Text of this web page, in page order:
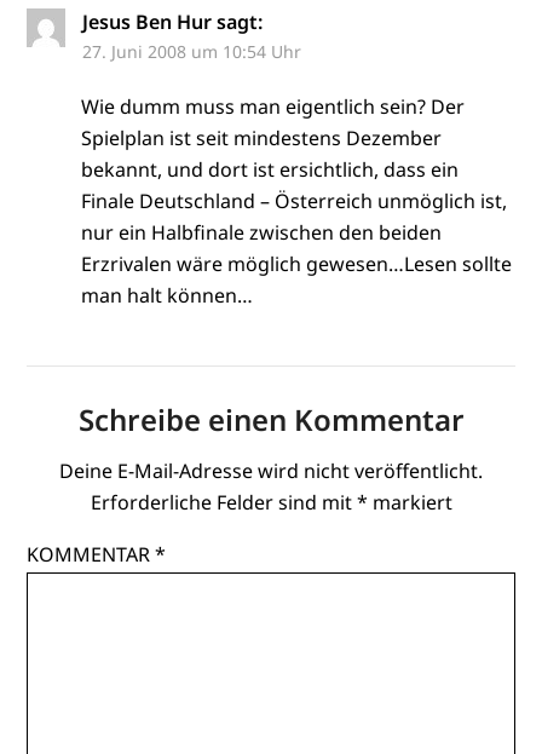
Jesus Ben Hur sagt:
27. Juni 2008 um 10:54 Uhr
Wie dumm muss man eigentlich sein? Der
Spielplan ist seit mindestens Dezember
bekannt, und dort ist ersichtlich, dass ein
Finale Deutschland – Österreich unmöglich ist,
nur ein Halbfinale zwischen den beiden
Erzrivalen wäre möglich gewesen…Lesen sollte
man halt können…
Schreibe einen Kommentar
Deine E-Mail-Adresse wird nicht veröffentlicht.
Erforderliche Felder sind mit* markiert
KOMMENTAR*